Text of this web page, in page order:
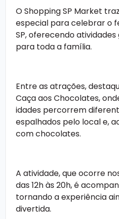
O Shopping SP Market
especial para celebrar o
SP, oferecendo
para toda a família.
Entre as atrações,
Caça aos Chocolates,
idades percorrem
espalhados pelo local e,
com chocolates.
A atividade, que ocorre
das 12h às 20h, é
tornando a experiência
divertida.